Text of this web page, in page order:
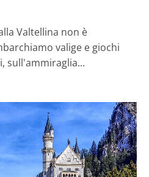
Valtellina non è
valige e giochi
sull'ammiraglia...